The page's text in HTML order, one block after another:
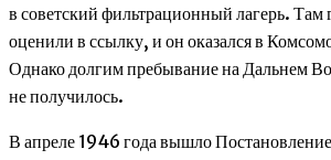
в советский фильтрационный лагерь. Там
оценили в ссылку, и он оказался в
Однако долгим пребывание на Дальнем
не получилось.
В апреле 1946 года вышло